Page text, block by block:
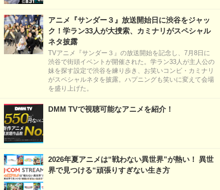
アニメ『サンダー３』放送開始日に渋谷をジャッ
ク！学ラン33人が大捜索、カミナリがスペシャル
ネタ披露
TVアニメ『サンダー３』の放送開始を記念し、7月8日に
渋谷で街頭イベントが開催された。学ラン33人が主人公の
妹を探す設定で渋谷を練り歩き、お笑いコンビ・カミナリ
がスペシャルネタを披露。ハプニングも笑いに変えて会場
を盛り上げた。
DMM TVで視聴可能なアニメを紹介！
2026年夏アニメは“戦わない異世界”が熱い！ 異世
界で見つける“頑張りすぎない生き方